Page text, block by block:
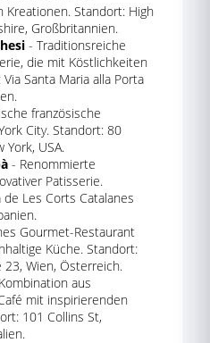
Kreationen. Standort: High
Großbritannien.
- Traditionsreiche
die mit Köstlichkeiten
Santa Maria alla Porta
französische
City. Standort: 80
York, USA.
- Renommierte
Patisserie.
Les Corts Catalanes
Gourmet-Restaurant
Küche. Standort:
Wien, Österreich.
aus
mit inspirierenden
101 Collins St,